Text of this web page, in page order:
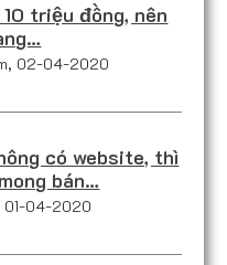
triệu đồng, nên
02-04-2020
có website, thì
bán…
01-04-2020